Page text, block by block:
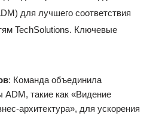
для лучшего соответствия
TechSolutions. Ключевые
: Команда объединила
такие как «Видение
архитектура», для ускорения